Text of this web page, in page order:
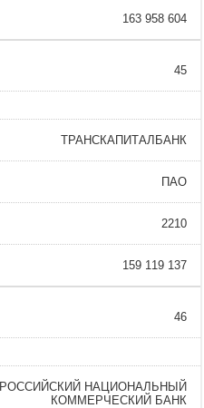
163 958 604
45
ТРАНСКАПИТАЛБАНК
ПАО
2210
159 119 137
46
РОССИЙСКИЙ НАЦИОНАЛЬНЫЙ
КОММЕРЧЕСКИЙ БАНК